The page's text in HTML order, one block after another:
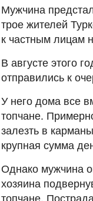
Мужчина
трое жителей
к частным лицам
В августе этого
отправились к
У него дома все
топчане.
залезть в
крупная сумма
Однако мужчина
хозяина
топчане.